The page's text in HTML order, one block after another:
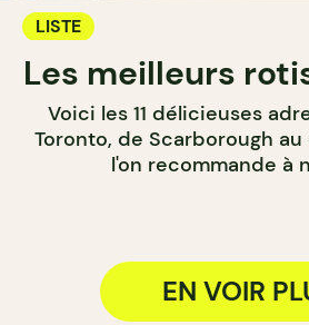
LISTE
Les meilleurs
Voici les 11 délicieuses
Toronto, de Scarborough
l'on recommande à
EN VOIR